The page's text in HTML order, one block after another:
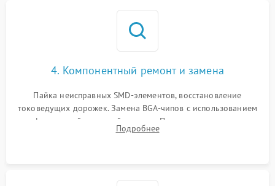
4. Компонентный ремонт и замена
Пайка неисправных SMD-элементов, восстановление
токоведущих дорожек. Замена BGA-чипов с использованием
инфракрасной паяльной станции. Прошивка микросхемы
BIOS или замена поврежденных портов USB
Подробнее